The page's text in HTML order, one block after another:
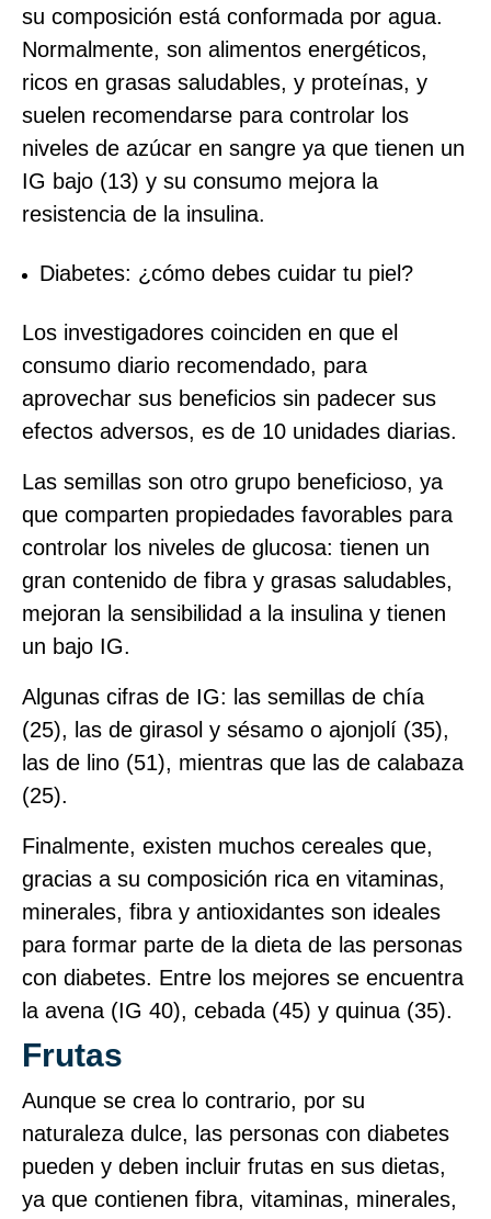
su composición está conformada por agua.
Normalmente, son alimentos energéticos,
ricos en grasas saludables, y proteínas, y
suelen recomendarse para controlar los
niveles de azúcar en sangre ya que tienen un
IG bajo (13) y su consumo mejora la
resistencia de la insulina.
Diabetes: ¿cómo debes cuidar tu piel?
Los investigadores coinciden en que el
consumo diario recomendado, para
aprovechar sus beneficios sin padecer sus
efectos adversos, es de 10 unidades diarias.
Las semillas son otro grupo beneficioso, ya
que comparten propiedades favorables para
controlar los niveles de glucosa: tienen un
gran contenido de fibra y grasas saludables,
mejoran la sensibilidad a la insulina y tienen
un bajo IG.
Algunas cifras de IG: las semillas de chía
(25), las de girasol y sésamo o ajonjolí (35),
las de lino (51), mientras que las de calabaza
(25).
Finalmente, existen muchos cereales que,
gracias a su composición rica en vitaminas,
minerales, fibra y antioxidantes son ideales
para formar parte de la dieta de las personas
con diabetes. Entre los mejores se encuentra
la avena (IG 40), cebada (45) y quinua (35).
Frutas
Aunque se crea lo contrario, por su
naturaleza dulce, las personas con diabetes
pueden y deben incluir frutas en sus dietas,
ya que contienen fibra, vitaminas, minerales,